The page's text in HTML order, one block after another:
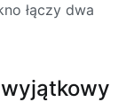
łączy dwa